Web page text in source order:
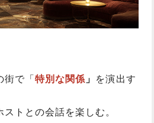
街で「特別な関係 」 を演出す
トとの会話を楽しむ。